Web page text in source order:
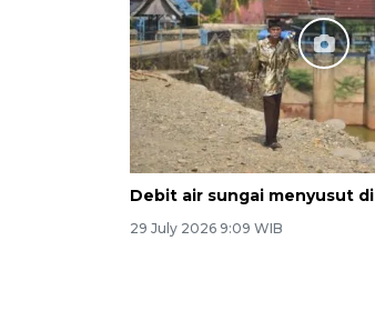
Debit air sungai menyusut
29 July 2026 9:09 WIB